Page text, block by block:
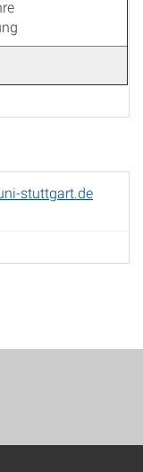
stuttgart.de